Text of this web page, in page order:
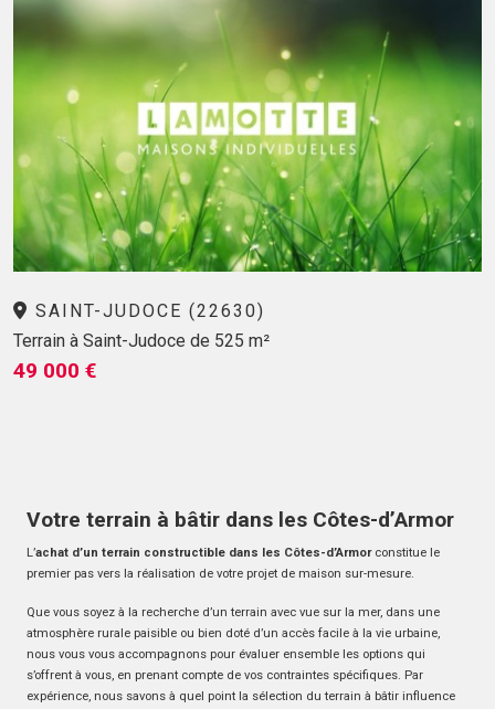
SAINT-JUDOCE (22630)
Terrain à Saint-Judoce de 525 m²
49 000 €
Votre terrain à bâtir dans les Côtes-d’Armor
L’achat d’un terrain constructible dans les Côtes-d’Armorconstitue le
premier pas vers la réalisation de votre projet de maison sur-mesure.
Que vous soyez à la recherche d’un terrain avec vue sur la mer, dans une
atmosphère rurale paisible ou bien doté d’un accès facile à la vie urbaine,
nous vous vous accompagnons pour évaluer ensemble les options qui
s’offrent à vous, en prenant compte de vos contraintes spécifiques. Par
expérience, nous savons à quel point la sélection du terrain à bâtir influence